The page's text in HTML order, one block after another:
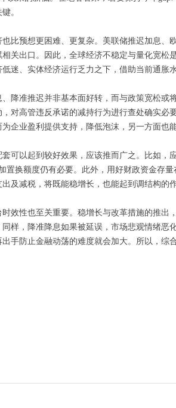
。
比预想更困难、更复杂。美联储推迟加息
关出口。因此，全球经济不稳定与量化宽
迷、实体经济运行乏力之下，借助当前通胀
降准推迟并非基本面好转，而与政策宽松
对高管违反承诺的减持行为进行查处确实
企业盈利提供支持，降低泡沫，另一方面
可以起到较好效果，应该推而广之。比如
置换额度仍有必要。此外，用好财政资金存
及减税，将既能稳增长，也能起到调结构的
效性也至关重要。稳增长与改革措施的推
样，降准降息如果被延误，市场悲观情绪
手防止金融动荡的难度就会加大。所以，综